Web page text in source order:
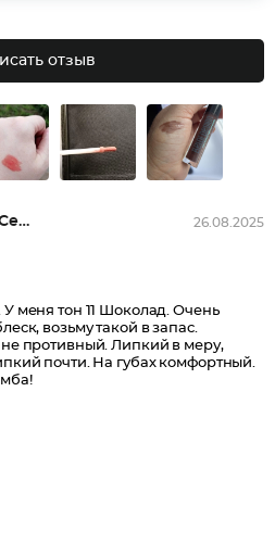
отзыв
Болоненко Елена Сергеевна, Акт... 26.08.2025
меня тон 11 Шоколад. Очень
возьму такой в запас.
противный. Липкий в меру,
почти. На губах комфортный.